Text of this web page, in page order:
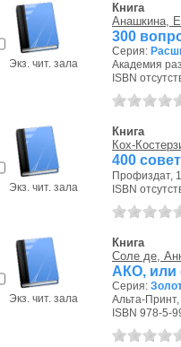
Экз. чит. зала
Книга
Анашкина,
300
Серия:
Академия
ISBN
Экз. чит. зала
Книга
Кох-
400
Профиздат,
ISBN
Экз. чит. зала
Книга
Соле де,
АКО, или
Серия:
Альта-Принт,
ISBN 978-5-